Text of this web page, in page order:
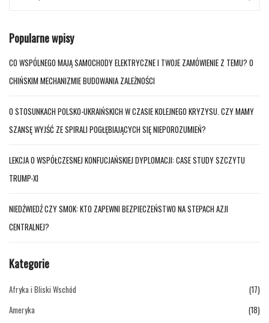
Popularne wpisy
CO WSPÓLNEGO MAJĄ SAMOCHODY ELEKTRYCZNE I TWOJE ZAMÓWIENIE Z TEMU? O
CHIŃSKIM MECHANIZMIE BUDOWANIA ZALEŻNOŚCI
O STOSUNKACH POLSKO-UKRAIŃSKICH W CZASIE KOLEJNEGO KRYZYSU. CZY MAMY
SZANSĘ WYJŚĆ ZE SPIRALI POGŁĘBIAJĄCYCH SIĘ NIEPOROZUMIEŃ?
LEKCJA O WSPÓŁCZESNEJ KONFUCJAŃSKIEJ DYPLOMACJI: CASE STUDY SZCZYTU
TRUMP-XI
NIEDŹWIEDŹ CZY SMOK: KTO ZAPEWNI BEZPIECZEŃSTWO NA STEPACH AZJI
CENTRALNEJ?
Kategorie
Afryka i Bliski Wschód
(17)
Ameryka
(18)